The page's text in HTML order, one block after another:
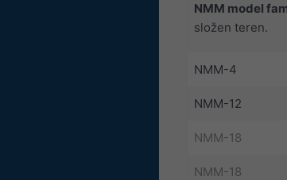
NMM model
složen teren.
NMM-4
NMM-12
NMM-18
NMM-18